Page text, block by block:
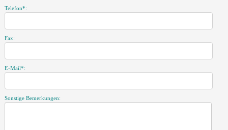
Telefon*:
Fax:
E-Mail*:
Sonstige Bemerkungen: